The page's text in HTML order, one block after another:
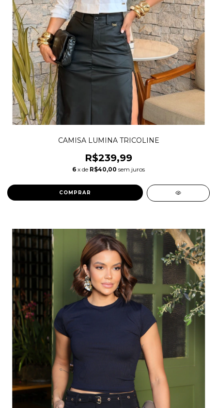
CAMISA LUMINA TRICOLINE
R$239,99
6 x de R$40,00 sem juros
COMPRAR